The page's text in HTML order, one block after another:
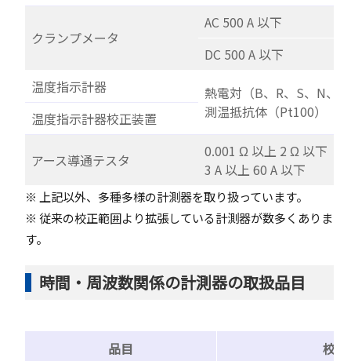
クランプメータ
AC 500 A 以下
DC 500 A 以下
温度指示計器
熱電対（B、R、S、N、
測温抵抗体（Pt100）
温度指示計器校正装置
アース導通テスタ
0.001 Ω 以上 2 Ω 以下
3 A 以上 60 A 以下
※ 上記以外、多種多様の計測器を取り扱っています。
※ 従来の校正範囲より拡張している計測器が数多くありま
す。
時間・周波数関係の計測器の取扱品目
品目
校